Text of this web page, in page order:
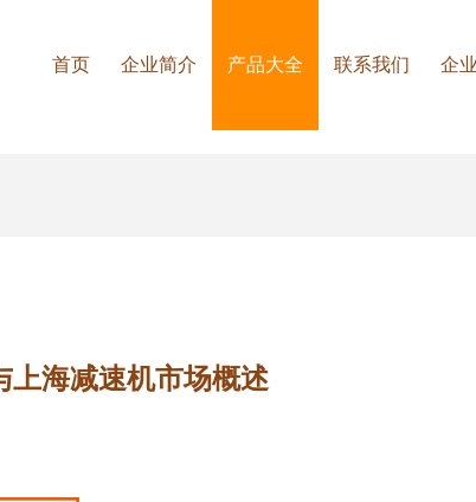
首页 企业简介 产品大全 联系我们 企
上海减速机市场概述